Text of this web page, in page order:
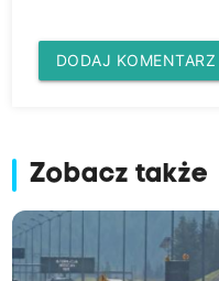
DODAJ KOMENTARZ
Zobacz także